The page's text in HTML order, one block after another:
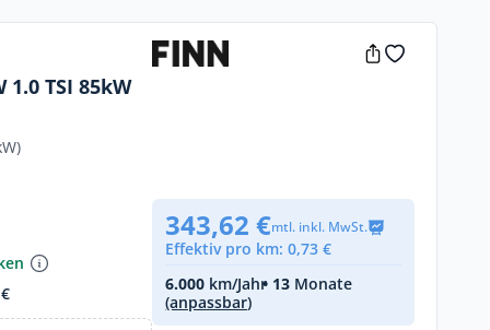
1.0 TSI 85kW
343,62 €mtl. inkl. MwSt.
Effektiv pro km: 0,73 €
6.000 km/Jahr• 13 Monate
(anpassbar)